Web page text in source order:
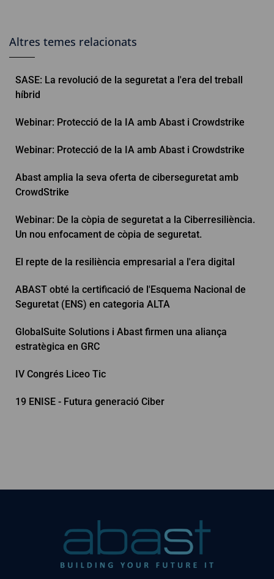
Altres temes relacionats
SASE: La revolució de la seguretat a l'era del treball
híbrid
Webinar: Protecció de la IA amb Abast i Crowdstrike
Webinar: Protecció de la IA amb Abast i Crowdstrike
Abast amplia la seva oferta de ciberseguretat amb
CrowdStrike
Webinar: De la còpia de seguretat a la Ciberresiliència.
Un nou enfocament de còpia de seguretat.
El repte de la resiliència empresarial a l'era digital
ABAST obté la certificació de l'Esquema Nacional de
Seguretat (ENS) en categoria ALTA
GlobalSuite Solutions i Abast firmen una aliança
estratègica en GRC
IV Congrés Liceo Tic
19 ENISE - Futura generació Ciber